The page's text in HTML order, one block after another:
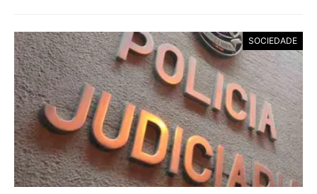
SOCIEDADE